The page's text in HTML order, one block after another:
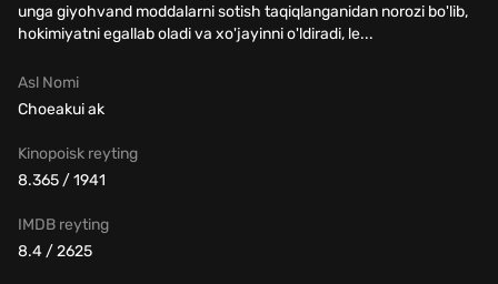
unga giyohvand moddalarni sotish taqiqlanganidan norozi bo'lib,
hokimiyatni egallab oladi va xo'jayinni o'ldiradi, le...
Asl Nomi
Choeakui ak
Kinopoisk reyting
8.365 / 1941
IMDB reyting
8.4 / 2625